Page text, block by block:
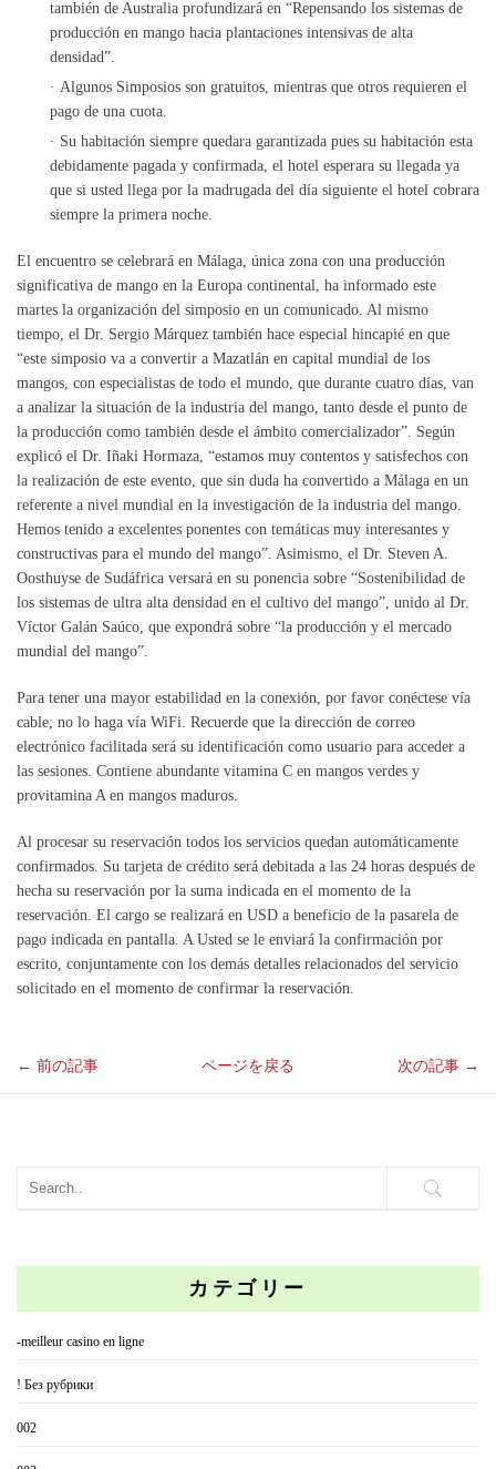
también de Australia profundizará en “Repensando los sistemas de
producción en mango hacia plantaciones intensivas de alta
densidad”.
Algunos Simposios son gratuitos, mientras que otros requieren el
pago de una cuota.
Su habitación siempre quedara garantizada pues su habitación esta
debidamente pagada y confirmada, el hotel esperara su llegada ya
que si usted llega por la madrugada del día siguiente el hotel cobrara
siempre la primera noche.
El encuentro se celebrará en Málaga, única zona con una producción
significativa de mango en la Europa continental, ha informado este
martes la organización del simposio en un comunicado. Al mismo
tiempo, el Dr. Sergio Márquez también hace especial hincapié en que
“este simposio va a convertir a Mazatlán en capital mundial de los
mangos, con especialistas de todo el mundo, que durante cuatro días, van
a analizar la situación de la industria del mango, tanto desde el punto de
la producción como también desde el ámbito comercializador”. Según
explicó el Dr. Iñaki Hormaza, “estamos muy contentos y satisfechos con
la realización de este evento, que sin duda ha convertido a Málaga en un
referente a nivel mundial en la investigación de la industria del mango.
Hemos tenido a excelentes ponentes con temáticas muy interesantes y
constructivas para el mundo del mango”. Asimismo, el Dr. Steven A.
Oosthuyse de Sudáfrica versará en su ponencia sobre “Sostenibilidad de
los sistemas de ultra alta densidad en el cultivo del mango”, unido al Dr.
Víctor Galán Saúco, que expondrá sobre “la producción y el mercado
mundial del mango”.
Para tener una mayor estabilidad en la conexión, por favor conéctese vía
cable; no lo haga vía WiFi. Recuerde que la dirección de correo
electrónico facilitada será su identificación como usuario para acceder a
las sesiones. Contiene abundante vitamina C en mangos verdes y
provitamina A en mangos maduros.
Al procesar su reservación todos los servicios quedan automáticamente
confirmados. Su tarjeta de crédito será debitada a las 24 horas después de
hecha su reservación por la suma indicada en el momento de la
reservación. El cargo se realizará en USD a beneficio de la pasarela de
pago indicada en pantalla. A Usted se le enviará la confirmación por
escrito, conjuntamente con los demás detalles relacionados del servicio
solicitado en el momento de confirmar la reservación.
← 前の記事 ページを戻る 次の記事 →
カテゴリー
-meilleur casino en ligne
! Без рубрики
002